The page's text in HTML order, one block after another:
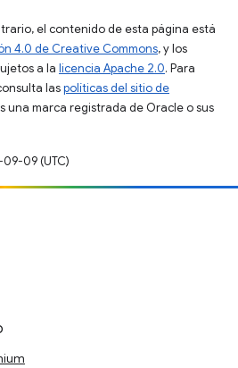
el contenido de esta página está
4.0 de Creative Commons, y los
a la licencia Apache 2.0. Para
laspolíticas del sitio de
una marca registrada de Oracle o sus
09 (UTC)